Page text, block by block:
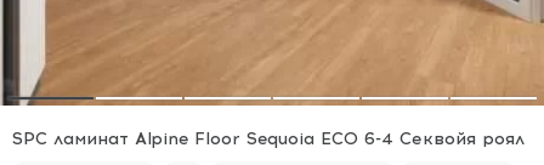
SPC ламинат Alpine Floor Sequoia ECO 6-4 Секвойя роял